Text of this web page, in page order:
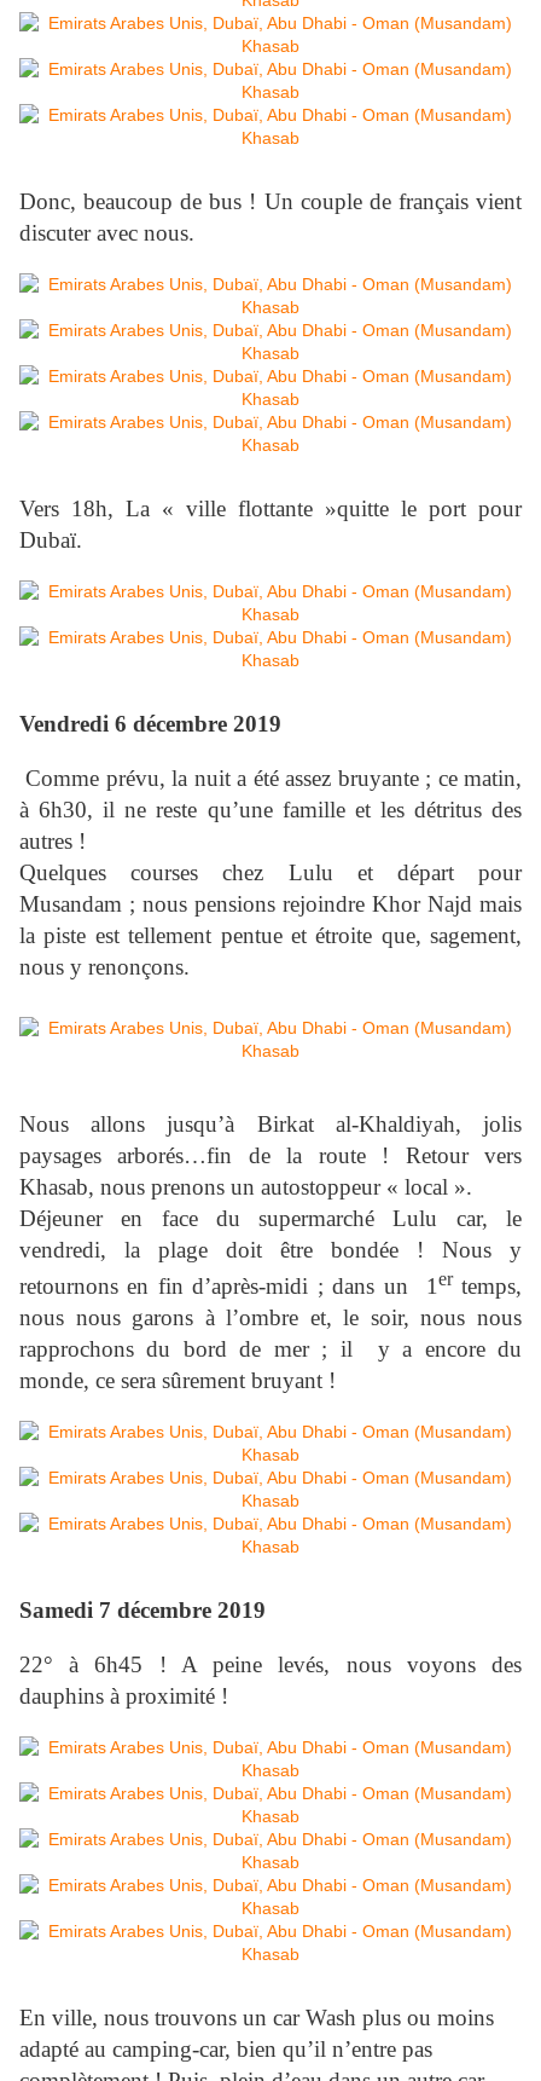
Donc, beaucoup de bus ! Un couple de français vient
discuter avec nous.
Vers 18h, La « ville flottante »quitte le port pour
Dubaï.
Vendredi 6 décembre 2019
Comme prévu, la nuit a été assez bruyante ; ce matin,
à 6h30, il ne reste qu’une famille et les détritus des
autres !
Quelques courses chez Lulu et départ pour
Musandam ; nous pensions rejoindre Khor Najd mais
la piste est tellement pentue et étroite que, sagement,
nous y renonçons.
Nous allons jusqu’à Birkat al-Khaldiyah, jolis
paysages arborés…fin de la route ! Retour vers
Khasab, nous prenons un autostoppeur « local ».
Déjeuner en face du supermarché Lulu car, le
vendredi, la plage doit être bondée ! Nous y
retournons en fin d’après-midi ; dans un 1ertemps,
nous nous garons à l’ombre et, le soir, nous nous
rapprochons du bord de mer ; il y a encore du
monde, ce sera sûrement bruyant !
Samedi 7 décembre 2019
22° à 6h45 ! A peine levés, nous voyons des
dauphins à proximité !
En ville, nous trouvons un car Wash plus ou moins
adapté au camping-car, bien qu’il n’entre pas